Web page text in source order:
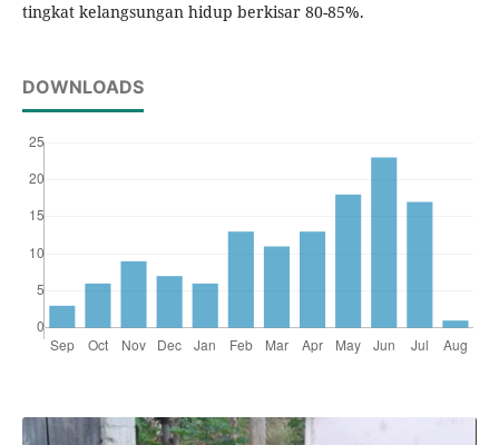
tingkat kelangsungan hidup berkisar 80-85%.
DOWNLOADS